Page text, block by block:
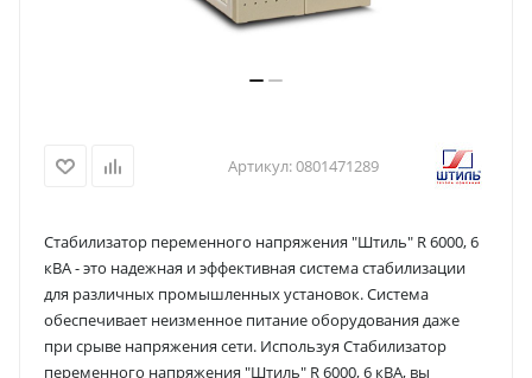
Артикул:0801471289
Стабилизатор переменного напряжения "Штиль" R 6000, 6
кВА - это надежная и эффективная система стабилизации
для различных промышленных установок. Система
обеспечивает неизменное питание оборудования даже
при срыве напряжения сети. Используя Стабилизатор
переменного напряжения "Штиль" R 6000, 6 кВА, вы